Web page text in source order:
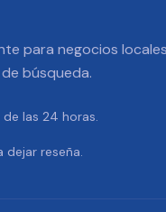
para negocios
búsqueda.
las 24 horas.
dejar reseña.